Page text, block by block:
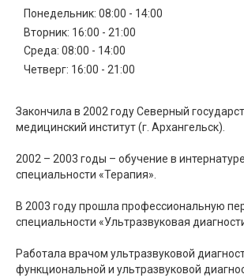
Понедельник: 08:00 - 14:00
Вторник: 16:00 - 21:00
Среда: 08:00 - 14:00
Четверг: 16:00 - 21:00
Закончила в 2002 году Северный
медицинский институт (г. Архангельск).
2002 – 2003 годы – обучение в
специальности «Терапия».
В 2003 году прошла профессиональную
специальности «Ультразвуковая
Работала врачом ультразвуковой
функциональной и ультразвуковой